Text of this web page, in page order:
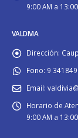
9:00 AM a
VALDIVIA
Dirección:
Fono: 9
Email:
Horario de
9:00 AM a